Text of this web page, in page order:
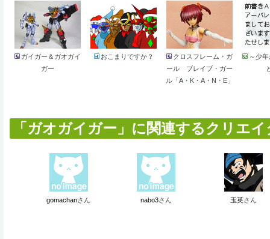
ガイガー＆ガオガイ
ガー
おこまりですか？
クロスフレーム・ガ
ール ブレイブ・ガー
ル「A・K・A・N・E」
～少
「ガオガイガー」に関連するクリエ
gomachanさん nabo3さん 玉英さん